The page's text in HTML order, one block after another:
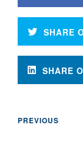
SHARE
SHARE
PREVIOUS